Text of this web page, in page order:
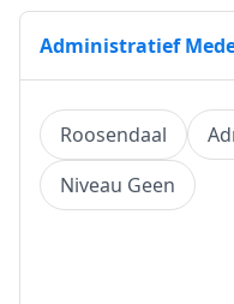
Administratief
Roosendaal
Niveau Geen